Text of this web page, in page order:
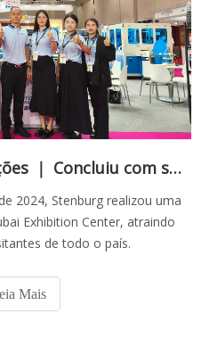
2024 Dubai Exposições ｜ Concluiu com sucesso sua participação de três dias!
2024, Stenburg realizou uma
Exhibition Center, atraindo
de todo o país.
Mais